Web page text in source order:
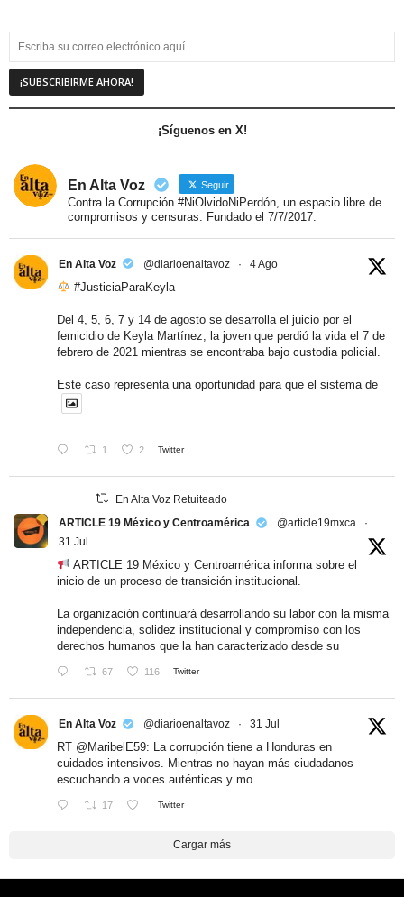
¡Síguenos en X!
En Alta Voz Seguir
Contra la Corrupción #NiOlvidoNiPerdón, un espacio libre de
compromisos y censuras. Fundado el 7/7/2017.
En Alta Voz @diarioenaltavoz · 4 Ago
#JusticiaParaKeyla
Del 4, 5, 6, 7 y 14 de agosto se desarrolla el juicio por el
femicidio de Keyla Martínez, la joven que perdió la vida el 7 de
febrero de 2021 mientras se encontraba bajo custodia policial.
Este caso representa una oportunidad para que el sistema de
1 2 Twitter
En Alta Voz Retuiteado
ARTICLE 19 México y Centroamérica
@article19mxca
·
31 Jul
ARTICLE 19 México y Centroamérica informa sobre el
inicio de un proceso de transición institucional.
La organización continuará desarrollando su labor con la misma
independencia, solidez institucional y compromiso con los
derechos humanos que la han caracterizado desde su
67 116 Twitter
En Alta Voz @diarioenaltavoz · 31 Jul
RT @MaribelE59: La corrupción tiene a Honduras en
cuidados intensivos. Mientras no hayan más ciudadanos
escuchando a voces auténticas y mo…
17 Twitter
Cargar más